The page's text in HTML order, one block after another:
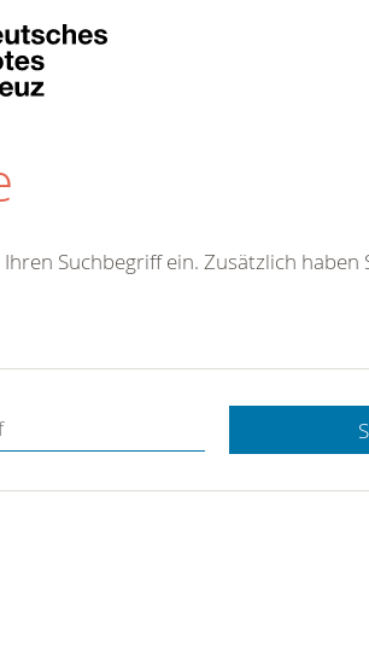
Hotline.
gerne.
Ihren Suchbegriff ein. Zusätzlich